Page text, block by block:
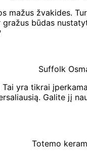
mažus žvakides.
būdas
Suffolk
yra tikrai
Galite jį
Totemo